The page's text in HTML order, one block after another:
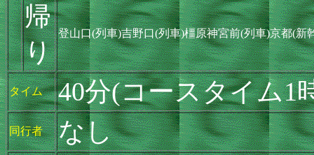
帰
り
登山口(列車)吉野口(列車)橿原神宮前(列車)京都(新
タイム 40分(コースタイム1
同行者 なし